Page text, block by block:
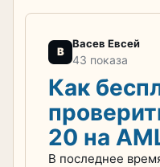
В
Васев Евсей
43 показа
Как
20 на
В последнее